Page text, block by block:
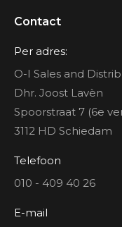
Contact
Per adres:
O-I Sales and
Dhr. Joost Lavèn
Spoorstraat 7 (6e
3112 HD Schiedam
Telefoon
010 - 409 40 26
E-mail